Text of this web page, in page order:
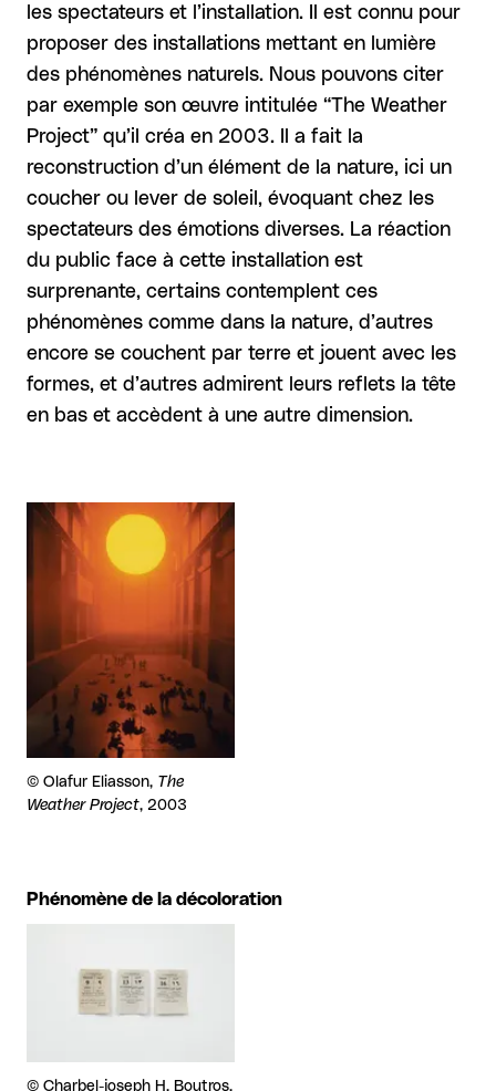
les spectateurs et l’installation. Il est connu pour
proposer des installations mettant en lumière
des phénomènes naturels. Nous pouvons citer
par exemple son œuvre intitulée “The Weather
Project” qu’il créa en 2003. Il a fait la
reconstruction d’un élément de la nature, ici un
coucher ou lever de soleil, évoquant chez les
spectateurs des émotions diverses. La réaction
du public face à cette installation est
surprenante, certains contemplent ces
phénomènes comme dans la nature, d’autres
encore se couchent par terre et jouent avec les
formes, et d’autres admirent leurs reflets la tête
en bas et accèdent à une autre dimension.
Agrandir
Droits réservés :
© Olafur Eliasson, The
Weather Project, 2003
Phénomène de la décoloration
Droits réservés :
© Charbel-joseph H. Boutros,